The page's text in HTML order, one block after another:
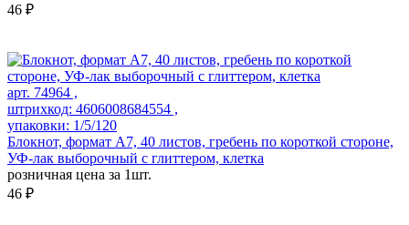
46 ₽
арт. 74964 ,
штрихкод: 4606008684554 ,
упаковки: 1/5/120
Блокнот, формат А7, 40 листов, гребень по короткой стороне,
УФ-лак выборочный с глиттером, клетка
розничная цена за 1шт.
46 ₽